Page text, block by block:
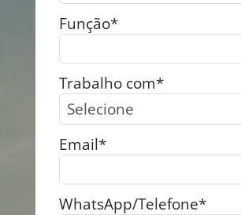
Função*
Trabalho com*
Email*
WhatsApp/Telefone*